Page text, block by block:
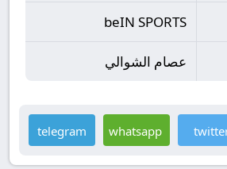
beIN SPORTS
عصام الشوالي
whatsapp
telegram